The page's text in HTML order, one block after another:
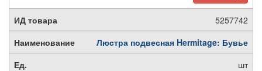
5257742
Люстра подвесная Hermitage: Бувье
шт